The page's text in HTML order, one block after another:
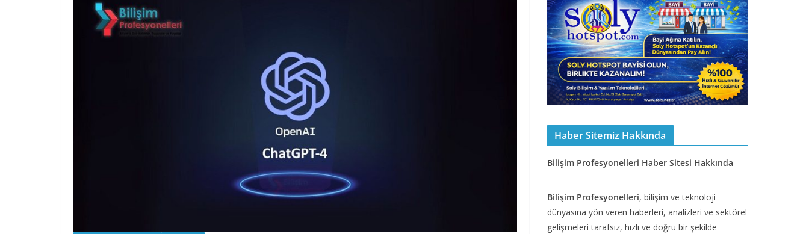
Haber Sitemiz Hakkında
Bilişim Profesyonelleri Haber Sitesi Hakkında
Bilişim Profesyonelleri, bilişim ve teknoloji
dünyasına yön veren haberleri, analizleri ve sektörel
gelişmeleri tarafsız, hızlı ve doğru bir şekilde